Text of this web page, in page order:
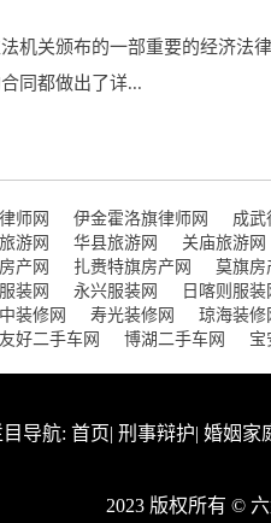
机关颁布的一部重要的经济法
同都做出了详...
师网 伊金霍洛旗律师网 成武
游网 华县旅游网 关庙旅游网
产网 扎赉特旗房产网 莫旗房
装网 永兴服装网 日喀则服装
装修网 寿光装修网 琼海装修
友好二手车网 博湖二手车网 宝
导航: 首页| 刑事辩护| 婚姻家
2023 版权所有 ©